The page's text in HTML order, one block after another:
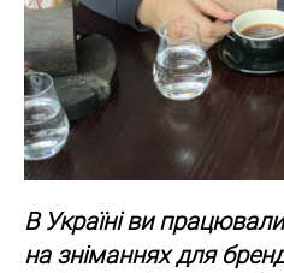
В Україні ви
на зніманнях для